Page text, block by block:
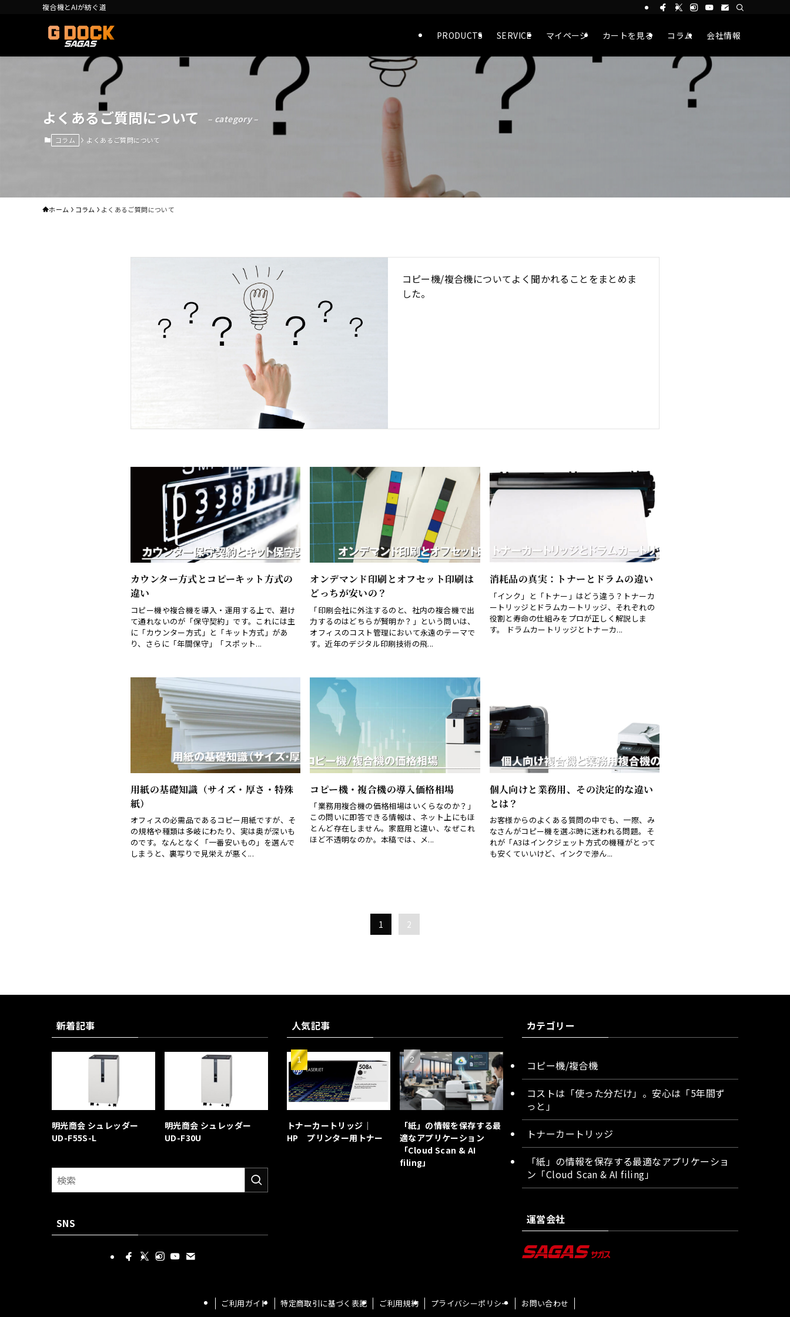
複合機とAIが紡ぐ道
PRODUCTS SERVICE マイページ カートを見る コラム 会社情報
よくあるご質問について – category –
コラム よくあるご質問について
ホーム コラム よくあるご質問について
コピー機/複合機についてよく聞かれることをまとめま
した。
カウンター方式とコピーキット方式の
違い
コピー機や複合機を導入・運用する上で、避け
て通れないのが「保守契約」です。これには主
に「カウンター方式」と「キット方式」があ
り、さらに「年間保守」「スポット...
オンデマンド印刷とオフセット印刷は
どっちが安いの？
「印刷会社に外注するのと、社内の複合機で出
力するのはどちらが賢明か？」という問いは、
オフィスのコスト管理において永遠のテーマで
す。近年のデジタル印刷技術の飛...
消耗品の真実：トナーとドラムの違い
「インク」と「トナー」はどう違う？トナーカ
ートリッジとドラムカートリッジ、それぞれの
役割と寿命の仕組みをプロが正しく解説しま
す。 ドラムカートリッジとトナーカ...
用紙の基礎知識（サイズ・厚さ・特殊
紙）
オフィスの必需品であるコピー用紙ですが、そ
の規格や種類は多岐にわたり、実は奥が深いも
のです。なんとなく「一番安いもの」を選んで
しまうと、裏写りで見栄えが悪く...
コピー機・複合機の導入価格相場
「業務用複合機の価格相場はいくらなのか？」
この問いに即答できる情報は、ネット上にもほ
とんど存在しません。家庭用と違い、なぜこれ
ほど不透明なのか。本稿では、メ...
個人向けと業務用、その決定的な違い
とは？
お客様からのよくある質問の中でも、一際、み
なさんがコピー機を選ぶ時に迷われる問題。そ
れが「A3はインクジェット方式の機種がとって
も安くていいけど、インクで滲ん...
1 2
新着記事
明光商会 シュレッダー
UD-F55S-L
明光商会 シュレッダー
UD-F30U
SNS
人気記事
トナーカートリッジ｜
HP プリンター用トナー
「紙」の情報を保存する最
適なアプリケーション
「Cloud Scan & AI
filing」
カテゴリー
コピー機/複合機
コストは「使った分だけ」。安心は「5年間ず
っと」
トナーカートリッジ
「紙」の情報を保存する最適なアプリケーショ
ン「Cloud Scan & AI filing」
運営会社
ご利用ガイド 特定商取引に基づく表記 ご利用規約 プライバシーポリシー お問い合わせ